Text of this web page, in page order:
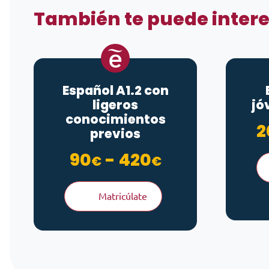
También te puede
Español A1.2 con
ligeros
conocimientos
previos
90€ - 420€Rango de
Matricúlate